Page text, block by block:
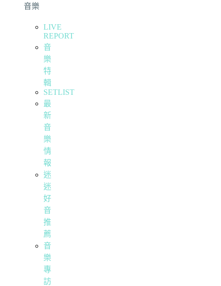
音樂
LIVE
REPORT
音
樂
特
輯
SETLIST
最
新
音
樂
情
報
迷
迷
好
音
推
薦
音
樂
專
訪